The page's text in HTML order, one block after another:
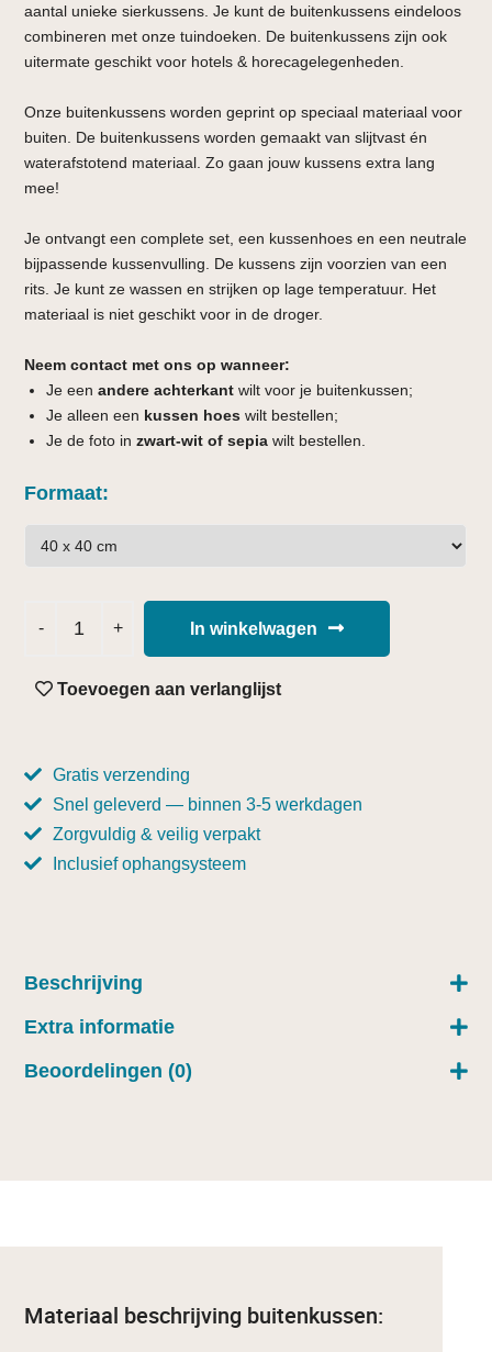
aantal unieke sierkussens. Je kunt de buitenkussens eindeloos
combineren met onze tuindoeken. De buitenkussens zijn ook
uitermate geschikt voor hotels & horecagelegenheden.
Onze buitenkussens worden geprint op speciaal materiaal voor
buiten. De buitenkussens worden gemaakt van slijtvast én
waterafstotend materiaal. Zo gaan jouw kussens extra lang
mee!
Je ontvangt een complete set, een kussenhoes en een neutrale
bijpassende kussenvulling. De kussens zijn voorzien van een
rits. Je kunt ze wassen en strijken op lage temperatuur. Het
materiaal is niet geschikt voor in de droger.
Neem contact met ons op wanneer:
Je eenandere achterkant wilt voor je buitenkussen;
Je alleen een kussen hoes wilt bestellen;
Je de foto inzwart-wit of sepia wilt bestellen.
Formaat
In winkelwagen
Toevoegen aan verlanglijst
Gratis verzending
Snel geleverd — binnen 3-5 werkdagen
Zorgvuldig & veilig verpakt
Inclusief ophangsysteem
Beschrijving
Extra informatie
Beoordelingen (0)
Materiaal beschrijving buitenkussen: